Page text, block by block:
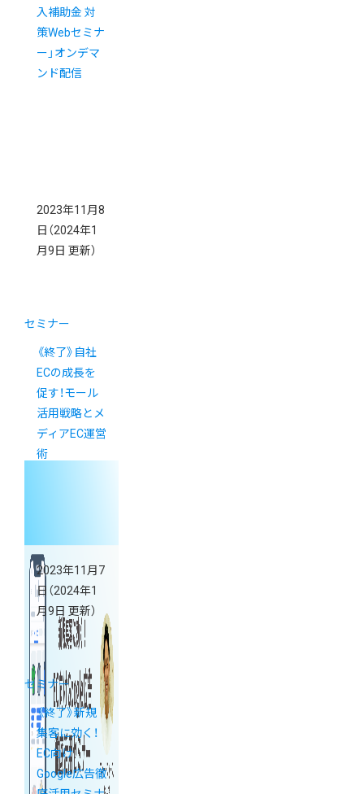
入補助金 対
策Webセミナ
ー」オンデマ
ンド配信
2023年11月8
日 （2024年1
月9日 更新）
セミナー
《終了》自社
ECの成長を
促す！モール
活用戦略とメ
ディアEC運営
術
2023年11月7
日 （2024年1
月9日 更新）
セミナー
《終了》新規
集客に効く！
EC向け
Google広告徹